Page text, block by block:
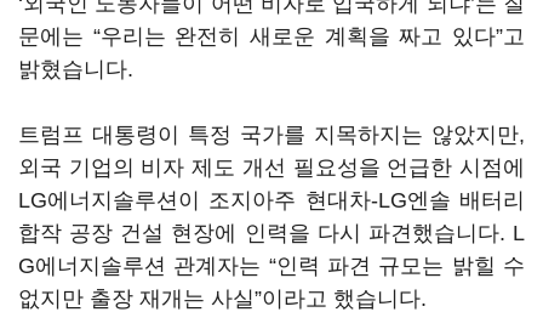
문에는 “우리는 완전히 새로운 계획을 짜고 있다”고
밝혔습니다.
트럼프 대통령이 특정 국가를 지목하지는 않았지만,
외국 기업의 비자 제도 개선 필요성을 언급한 시점에
LG에너지솔루션이 조지아주 현대차-LG엔솔 배터리
합작 공장 건설 현장에 인력을 다시 파견했습니다. L
G에너지솔루션 관계자는 “인력 파견 규모는 밝힐 수
없지만 출장 재개는 사실”이라고 했습니다.